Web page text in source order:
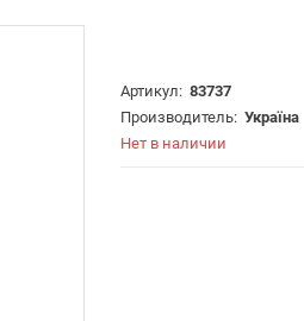
Артикул: 83737
Производитель: Україна
Нет в наличии